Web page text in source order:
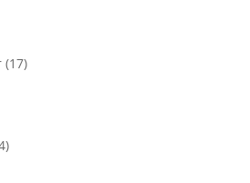
(17)